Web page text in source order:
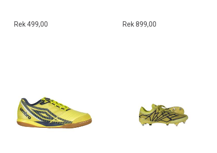
Rek 499,00 Rek 899,00